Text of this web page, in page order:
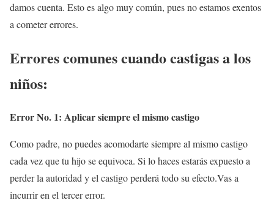
damos cuenta. Esto es algo muy común, pues no estamos exentos
a cometer errores.
Errores comunes cuando castigas a los
niños:
Error No. 1: Aplicar siempre el mismo castigo
Como padre, no puedes acomodarte siempre al mismo castigo
cada vez que tu hijo se equivoca. Si lo haces estarás expuesto a
perder la autoridad y el castigo perderá todo su efecto.Vas a
incurrir en el tercer error.